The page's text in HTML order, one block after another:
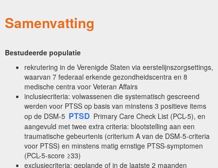
Samenvatting
Bestudeerde populatie
rekrutering in de Verenigde Staten via eerstelijnszorgsettings,
waarvan 7 federaal erkende gezondheidscentra en 8
medische centra voor Veteran Affairs
inclusiecriteria: volwassenen die systematisch gescreend
werden voor PTSS op basis van minstens 3 positieve items
op de DSM-5 PTSD Primary Care Check List (PCL-5), en
aangevuld met twee extra criteria: blootstelling aan een
traumatische gebeurtenis (criterium A van de DSM-5-criteria
voor PTSS) en minstens matig ernstige PTSS-symptomen
(PCL-5-score ≥33)
exclusiecriteria: geplande of in de laatste 2 maanden